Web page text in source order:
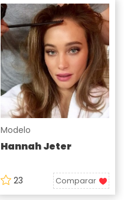
Modelo
Hannah Jeter
23 Comparar